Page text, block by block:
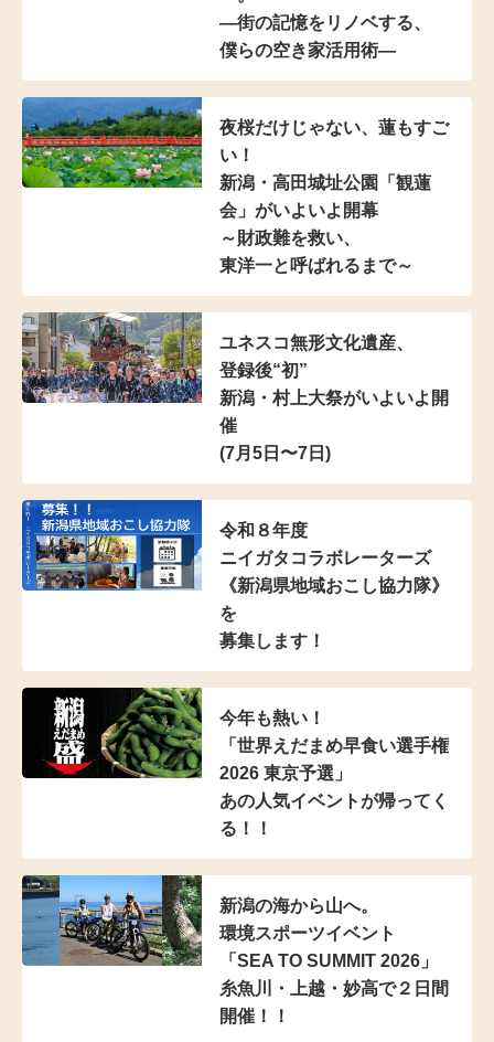
―街の記憶をリノベする、
僕らの空き家活用術―
夜桜だけじゃない、蓮もすご
い！
新潟・高田城址公園「観蓮
会」がいよいよ開幕
～財政難を救い、
東洋一と呼ばれるまで～
ユネスコ無形文化遺産、
登録後“初”
新潟・村上大祭がいよいよ開
催
(7月5日〜7日)
令和８年度
ニイガタコラボレーターズ
《新潟県地域おこし協力隊》
を
募集します！
今年も熱い！
「世界えだまめ早食い選手権
2026 東京予選」
あの人気イベントが帰ってく
る！！
新潟の海から山へ。
環境スポーツイベント
「SEA TO SUMMIT 2026」
糸魚川・上越・妙高で２日間
開催！！